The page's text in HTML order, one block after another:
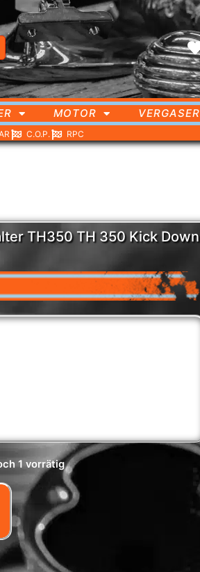
MOTOR VERGASER
C.O.P. RPC
TH350 TH 350 Kick Down
1 vorrätig